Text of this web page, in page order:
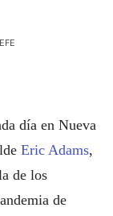
día en Nueva
Eric Adams,
de los
de